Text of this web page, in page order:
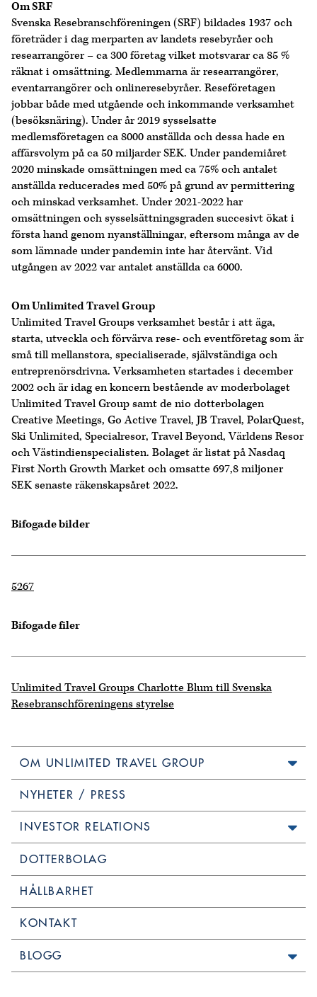
Om SRF
Svenska Resebranschföreningen (SRF) bildades 1937 och
företräder i dag merparten av landets resebyråer och
researrangörer – ca 300 företag vilket motsvarar ca 85 %
räknat i omsättning. Medlemmarna är researrangörer,
eventarrangörer och onlineresebyråer. Reseföretagen
jobbar både med utgående och inkommande verksamhet
(besöksnäring). Under år 2019 sysselsatte
medlemsföretagen ca 8000 anställda och dessa hade en
affärsvolym på ca 50 miljarder SEK. Under pandemiåret
2020 minskade omsättningen med ca 75% och antalet
anställda reducerades med 50% på grund av permittering
och minskad verksamhet. Under 2021-2022 har
omsättningen och sysselsättningsgraden succesivt ökat i
första hand genom nyanställningar, eftersom många av de
som lämnade under pandemin inte har återvänt. Vid
utgången av 2022 var antalet anställda ca 6000.
Om Unlimited Travel Group
Unlimited Travel Groups verksamhet består i att äga,
starta, utveckla och förvärva rese- och eventföretag som är
små till mellanstora, specialiserade, självständiga och
entreprenörsdrivna. Verksamheten startades i december
2002 och är idag en koncern bestående av moderbolaget
Unlimited Travel Group samt de nio dotterbolagen
Creative Meetings, Go Active Travel, JB Travel, PolarQuest,
Ski Unlimited, Specialresor, Travel Beyond, Världens Resor
och Västindienspecialisten. Bolaget är listat på Nasdaq
First North Growth Market och omsatte 697,8 miljoner
SEK senaste räkenskapsåret 2022.
Bifogade bilder
5267
Bifogade filer
Unlimited Travel Groups Charlotte Blum till Svenska
Resebranschföreningens styrelse
OM UNLIMITED TRAVEL GROUP
NYHETER / PRESS
INVESTOR RELATIONS
DOTTERBOLAG
HÅLLBARHET
KONTAKT
BLOGG